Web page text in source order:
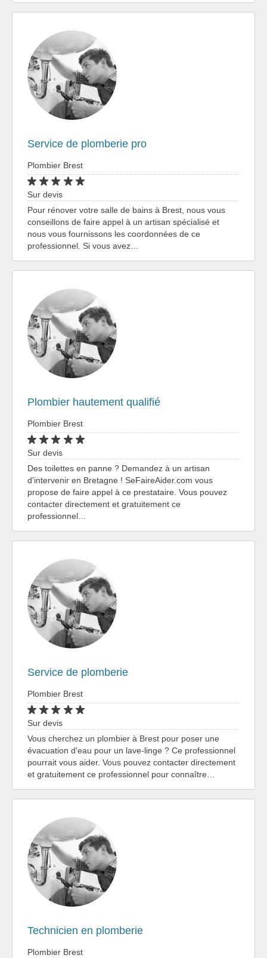
Service de plomberie pro
Plombier Brest
Sur devis
Pour rénover votre salle de bains à Brest, nous vous
conseillons de faire appel à un artisan spécialisé et
nous vous fournissons les coordonnées de ce
professionnel. Si vous avez…
Plombier hautement qualifié
Plombier Brest
Sur devis
Des toilettes en panne ? Demandez à un artisan
d'intervenir en Bretagne ! SeFaireAider.com vous
propose de faire appel à ce prestataire. Vous pouvez
contacter directement et gratuitement ce
professionnel…
Service de plomberie
Plombier Brest
Sur devis
Vous cherchez un plombier à Brest pour poser une
évacuation d'eau pour un lave-linge ? Ce professionnel
pourrait vous aider. Vous pouvez contacter directement
et gratuitement ce professionnel pour connaître…
Technicien en plomberie
Plombier Brest